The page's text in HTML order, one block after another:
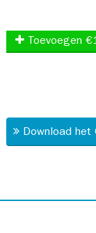
Toevoegen
Download